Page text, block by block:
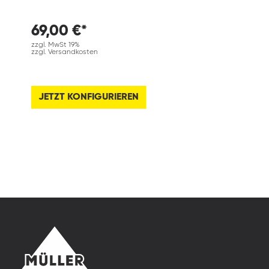
69,00 €*
zzgl. MwSt 19%
zzgl. Versandkosten
JETZT KONFIGURIEREN